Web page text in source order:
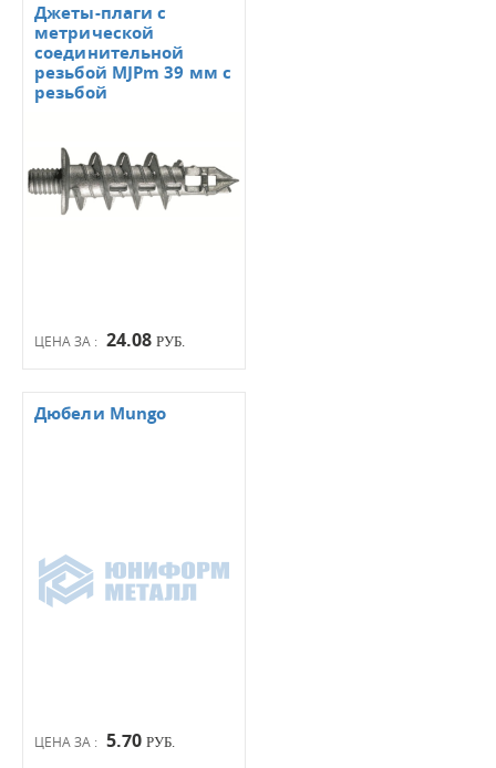
ЦЕНА ЗА : 24.08 РУБ.
Джеты-плаги с
метрической
соединительной
резьбой MJPm 39 мм с
резьбой
ЦЕНА ЗА : 5.70 РУБ.
Дюбели Mungo